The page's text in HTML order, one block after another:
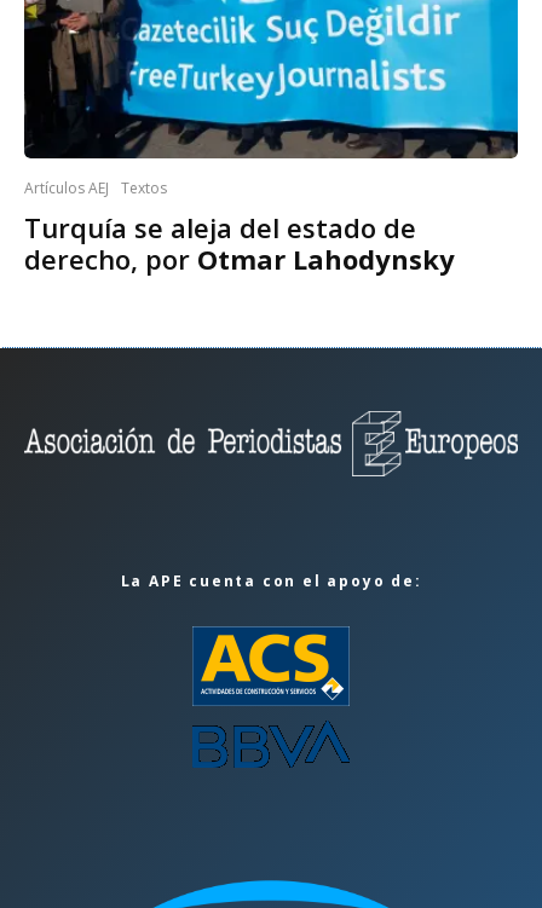
Artículos AEJ Textos
Turquía se aleja del estado de
derecho, por Otmar Lahodynsky
La APE cuenta con el apoyo de: